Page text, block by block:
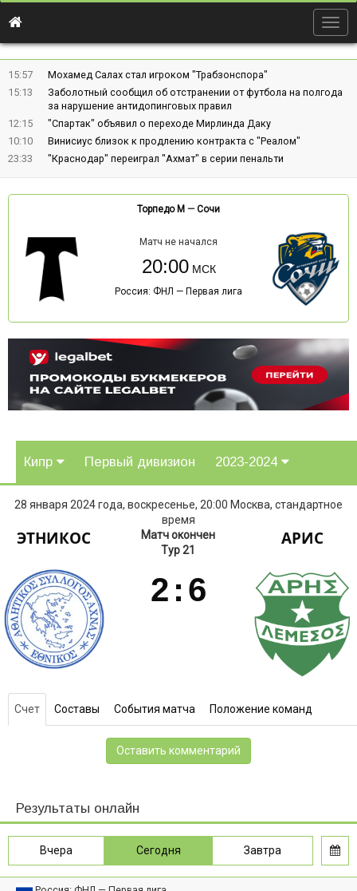
15:57
Мохамед Салах стал игроком "Трабзонспора"
15:13
Заболотный сообщил об отстранении от футбола на полгода
за нарушение антидопинговых правил
12:15
"Спартак" объявил о переходе Мирлинда Даку
10:10
Винисиус близок к продлению контракта с "Реалом"
23:33
"Краснодар" переиграл "Ахмат" в серии пенальти
Торпедо М — Сочи
Матч не начался
20:00
Россия: ФНЛ — Первая лига
Кипр Первый дивизион 2023-2024
28 января 2024 года, воскресенье, 20:00 Москва, стандартное
время
ЭТНИКОС
Матч окончен
Тур 21
2 : 6
АРИС
Счет Составы События матча Положение команд
Оставить комментарий
Результаты онлайн
Вчера Сегодня Завтра